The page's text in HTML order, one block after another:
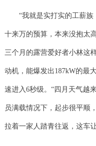
“我就是实打实的工薪族
十来万的预算，本来没抱太
三个月的露营爱好者小林这
动机，能爆发出187kW的最
速进入6秒级。“四月天气越
员满载情况下，起步很平顺
拉着一家人踏青往返，这车